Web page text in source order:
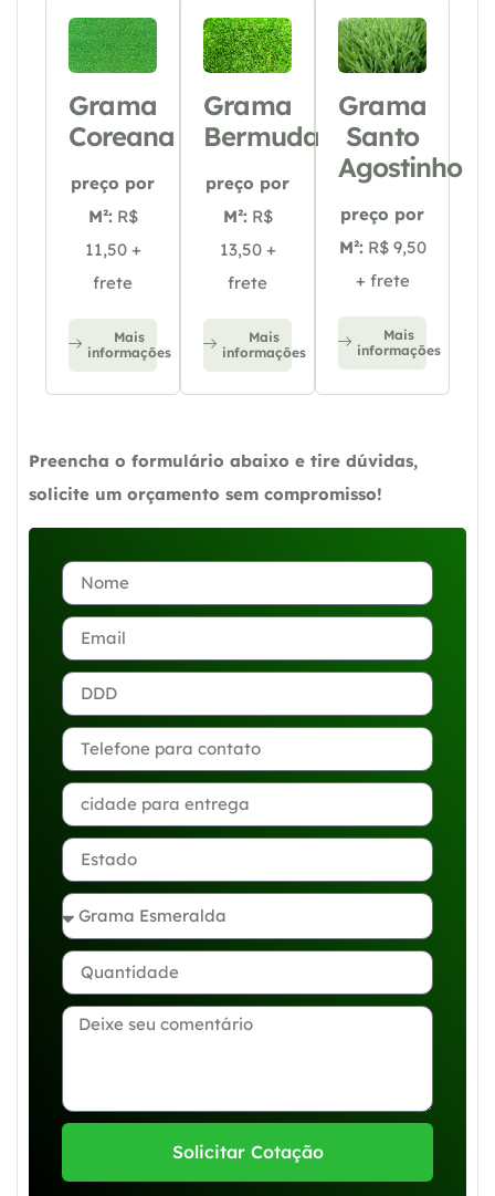
Grama
Coreana
preço por
M²: R$
11,50 +
frete
Mais
informações
Grama
Bermuda
preço por
M²: R$
13,50 +
frete
Mais
informações
Grama
Santo
Agostinho
preço por
M²: R$ 9,50
+ frete
Mais
informações
Preencha o formulário abaixo e tire dúvidas,
solicite um orçamento sem compromisso!
Solicitar Cotação